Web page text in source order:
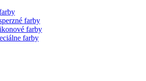
farby
farby
farby